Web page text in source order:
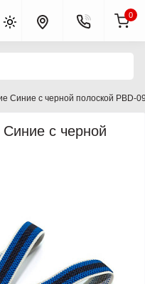
0
Синие с черной полоской PBD-
с черной